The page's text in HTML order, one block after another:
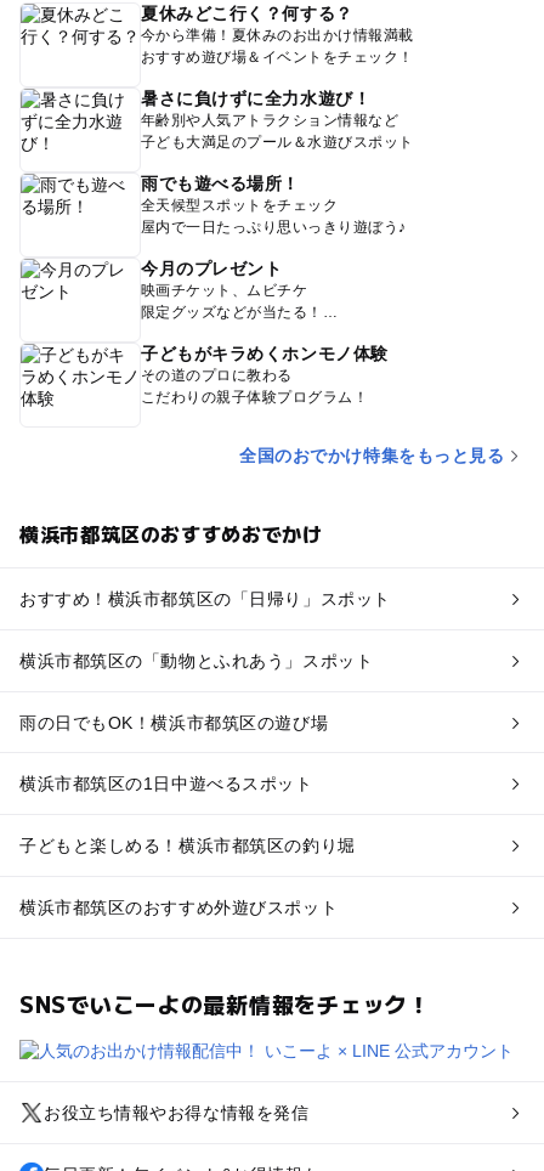
夏休みどこ行く？何する？
今から準備！夏休みのお出かけ情報満載
おすすめ遊び場＆イベントをチェック！
暑さに負けずに全力水遊び！
年齢別や人気アトラクション情報など
子ども大満足のプール＆水遊びスポット
雨でも遊べる場所！
全天候型スポットをチェック
屋内で一日たっぷり思いっきり遊ぼう♪
今月のプレゼント
映画チケット、ムビチケ
限定グッズなどが当たる！
子どもがキラめくホンモノ体験
その道のプロに教わる
こだわりの親子体験プログラム！
全国のおでかけ特集をもっと見る
横浜市都筑区のおすすめおでかけ
おすすめ！横浜市都筑区の「日帰り」スポット
横浜市都筑区の「動物とふれあう」スポット
雨の日でもOK！横浜市都筑区の遊び場
横浜市都筑区の1日中遊べるスポット
子どもと楽しめる！横浜市都筑区の釣り堀
横浜市都筑区のおすすめ外遊びスポット
SNSでいこーよの最新情報をチェック！
お役立ち情報やお得な情報を発信